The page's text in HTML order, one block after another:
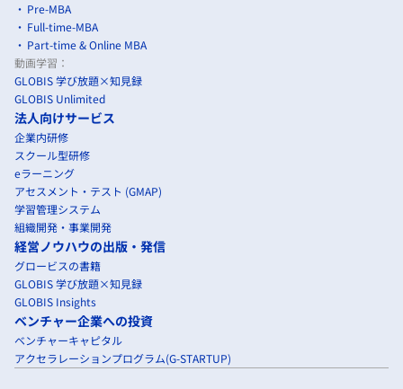
Pre-MBA
Full-time-MBA
Part-time & Online MBA
動画学習：
GLOBIS 学び放題×知見録
GLOBIS Unlimited
法人向けサービス
企業内研修
スクール型研修
eラーニング
アセスメント・テスト (GMAP)
学習管理システム
組織開発・事業開発
経営ノウハウの出版・発信
グロービスの書籍
GLOBIS 学び放題×知見録
GLOBIS Insights
ベンチャー企業への投資
ベンチャーキャピタル
アクセラレーションプログラム(G-STARTUP)